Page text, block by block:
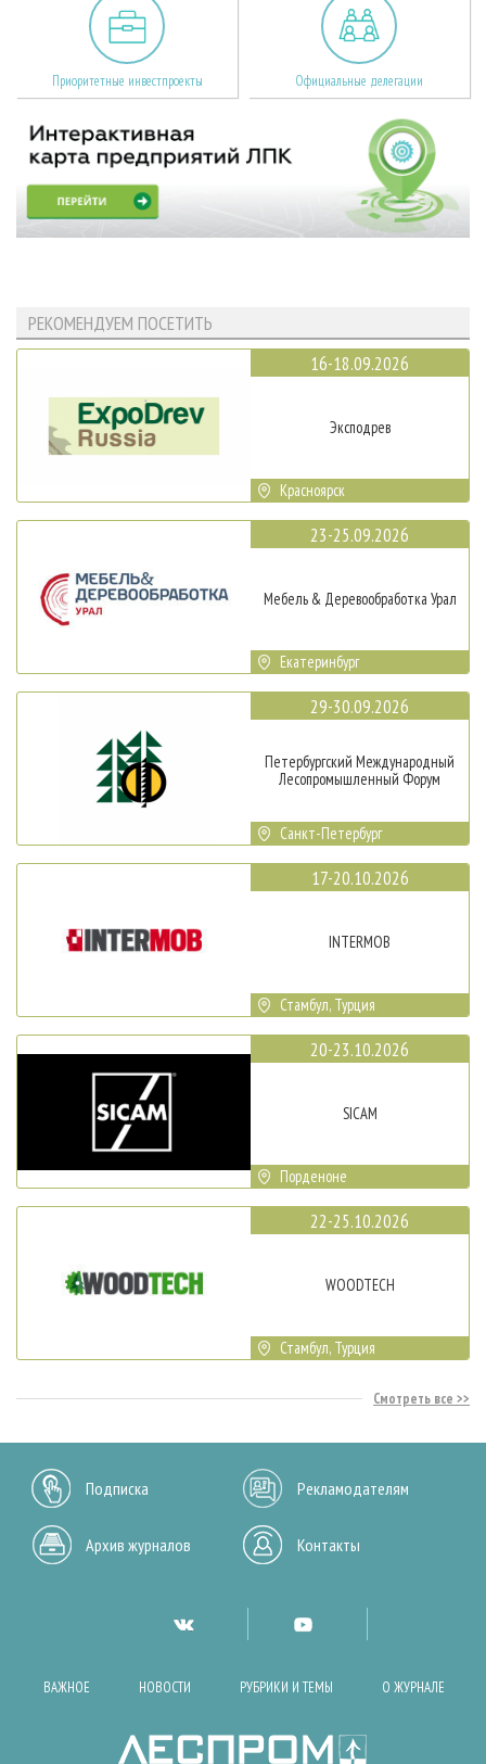
Приоритетные инвестпроекты Официальные делегации
РЕКОМЕНДУЕМ ПОСЕТИТЬ
16-18.09.2026
Эксподрев
Красноярск
23-25.09.2026
Мебель & Деревообработка Урал
Екатеринбург
29-30.09.2026
Петербургский Международный
Лесопромышленный Форум
Санкт-Петербург
17-20.10.2026
INTERMOB
Стамбул, Турция
20-23.10.2026
SICAM
Порденоне
22-25.10.2026
WOODTECH
Стамбул, Турция
Смотреть все
Подписка Рекламодателям
Архив журналов Контакты
ВАЖНОЕ НОВОСТИ РУБРИКИ И ТЕМЫ О ЖУРНАЛЕ